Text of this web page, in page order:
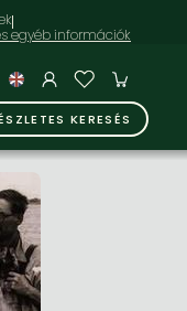
KERESÉS